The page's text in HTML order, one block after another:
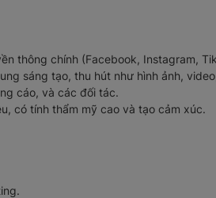
thông chính (Facebook, Instagram,
sáng tạo, thu hút như hình ảnh,
cáo, và các đối tác.
có tính thẩm mỹ cao và tạo cảm xúc.